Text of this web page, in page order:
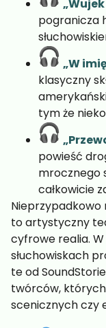
„
pogranicza
„W
klasyczny
tym że
powieść
mrocznego
całkowicie
Nieprzypadkowo
to artystyczny
cyfrowe realia.
słuchowiskach
te od
twórców,
scenicznych czy